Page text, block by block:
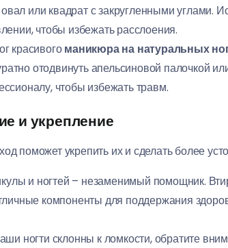
или квадрат с закругленными углами.
чтобы избежать расслоения.
красивогоманикюра на натуральных
отодвинуть апельсиновой палочкой
чтобы избежать травм.
и укрепление
поможет укрепить их и сделать более
и ногтей – незаменимый помощник.
компоненты для поддержания
ногти склонны к ломкости, обратите